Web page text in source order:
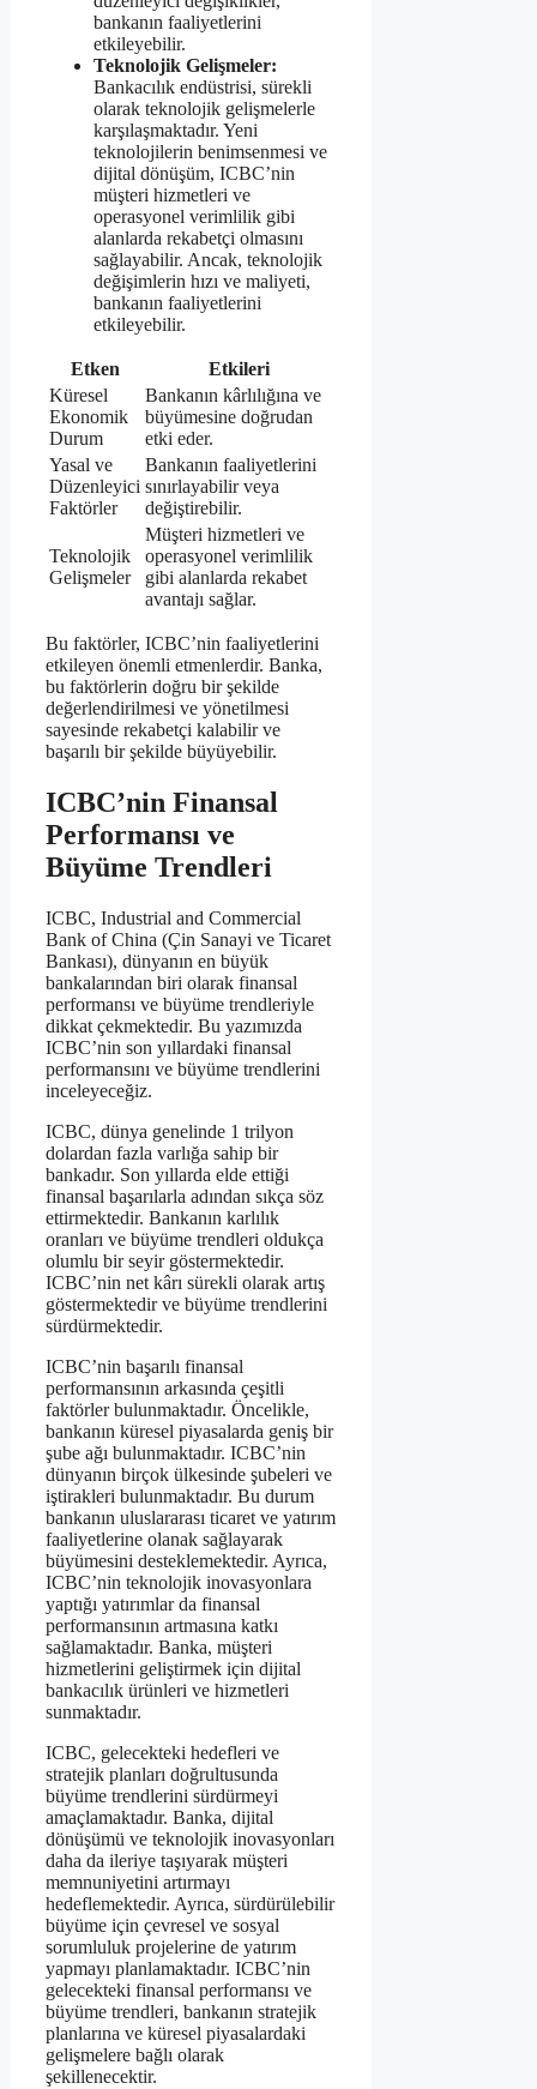
bankanın faaliyetlerini
etkileyebilir.
Teknolojik Gelişmeler:
Bankacılık endüstrisi, sürekli
olarak teknolojik gelişmelerle
karşılaşmaktadır. Yeni
teknolojilerin benimsenmesi ve
dijital dönüşüm, ICBC’nin
müşteri hizmetleri ve
operasyonel verimlilik gibi
alanlarda rekabetçi olmasını
sağlayabilir. Ancak, teknolojik
değişimlerin hızı ve maliyeti,
bankanın faaliyetlerini
etkileyebilir.
Etken
Etkileri
Küresel
Ekonomik
Durum
Bankanın kârlılığına ve
büyümesine doğrudan
etki eder.
Yasal ve
Düzenleyici
Faktörler
Bankanın faaliyetlerini
sınırlayabilir veya
değiştirebilir.
Teknolojik
Gelişmeler
Müşteri hizmetleri ve
operasyonel verimlilik
gibi alanlarda rekabet
avantajı sağlar.
Bu faktörler, ICBC’nin faaliyetlerini
etkileyen önemli etmenlerdir. Banka,
bu faktörlerin doğru bir şekilde
değerlendirilmesi ve yönetilmesi
sayesinde rekabetçi kalabilir ve
başarılı bir şekilde büyüyebilir.
ICBC’nin Finansal
Performansı ve
Büyüme Trendleri
ICBC, Industrial and Commercial
Bank of China (Çin Sanayi ve Ticaret
Bankası), dünyanın en büyük
bankalarından biri olarak finansal
performansı ve büyüme trendleriyle
dikkat çekmektedir. Bu yazımızda
ICBC’nin son yıllardaki finansal
performansını ve büyüme trendlerini
inceleyeceğiz.
ICBC, dünya genelinde 1 trilyon
dolardan fazla varlığa sahip bir
bankadır. Son yıllarda elde ettiği
finansal başarılarla adından sıkça söz
ettirmektedir. Bankanın karlılık
oranları ve büyüme trendleri oldukça
olumlu bir seyir göstermektedir.
ICBC’nin net kârı sürekli olarak artış
göstermektedir ve büyüme trendlerini
sürdürmektedir.
ICBC’nin başarılı finansal
performansının arkasında çeşitli
faktörler bulunmaktadır. Öncelikle,
bankanın küresel piyasalarda geniş bir
şube ağı bulunmaktadır. ICBC’nin
dünyanın birçok ülkesinde şubeleri ve
iştirakleri bulunmaktadır. Bu durum
bankanın uluslararası ticaret ve yatırım
faaliyetlerine olanak sağlayarak
büyümesini desteklemektedir. Ayrıca,
ICBC’nin teknolojik inovasyonlara
yaptığı yatırımlar da finansal
performansının artmasına katkı
sağlamaktadır. Banka, müşteri
hizmetlerini geliştirmek için dijital
bankacılık ürünleri ve hizmetleri
sunmaktadır.
ICBC, gelecekteki hedefleri ve
stratejik planları doğrultusunda
büyüme trendlerini sürdürmeyi
amaçlamaktadır. Banka, dijital
dönüşümü ve teknolojik inovasyonları
daha da ileriye taşıyarak müşteri
memnuniyetini artırmayı
hedeflemektedir. Ayrıca, sürdürülebilir
büyüme için çevresel ve sosyal
sorumluluk projelerine de yatırım
yapmayı planlamaktadır. ICBC’nin
gelecekteki finansal performansı ve
büyüme trendleri, bankanın stratejik
planlarına ve küresel piyasalardaki
gelişmelere bağlı olarak
şekillenecektir.